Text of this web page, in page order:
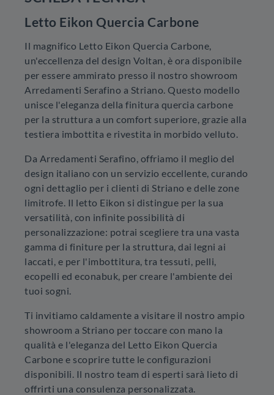
Letto Eikon Quercia Carbone
Il magnifico Letto Eikon Quercia Carbone,
un'eccellenza del design Voltan, è ora disponibile
per essere ammirato presso il nostro showroom
Arredamenti Serafino a Striano. Questo modello
unisce l'eleganza della finitura quercia carbone
per la struttura a un comfort superiore, grazie alla
testiera imbottita e rivestita in morbido velluto.
Da Arredamenti Serafino, offriamo il meglio del
design italiano con un servizio eccellente, curando
ogni dettaglio per i clienti di Striano e delle zone
limitrofe. Il letto Eikon si distingue per la sua
versatilità, con infinite possibilità di
personalizzazione: potrai scegliere tra una vasta
gamma di finiture per la struttura, dai legni ai
laccati, e per l'imbottitura, tra tessuti, pelli,
ecopelli ed econabuk, per creare l'ambiente dei
tuoi sogni.
Ti invitiamo caldamente a visitare il nostro ampio
showroom a Striano per toccare con mano la
qualità e l'eleganza del Letto Eikon Quercia
Carbone e scoprire tutte le configurazioni
disponibili. Il nostro team di esperti sarà lieto di
offrirti una consulenza personalizzata.